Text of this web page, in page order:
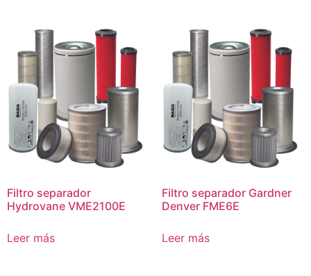
Filtro separador
Hydrovane VME2100E
Leer más
Filtro separador Gardner
Denver FME6E
Leer más